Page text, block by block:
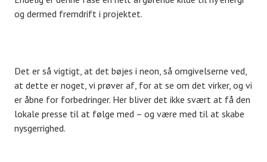
og dermed fremdrift i projektet.
Det er så vigtigt, at det bøjes i neon, så omgivelserne ved,
at dette er noget, vi prøver af, for at se om det virker, og vi
er åbne for forbedringer. Her bliver det ikke svært at få den
lokale presse til at følge med – og være med til at skabe
nysgerrighed.